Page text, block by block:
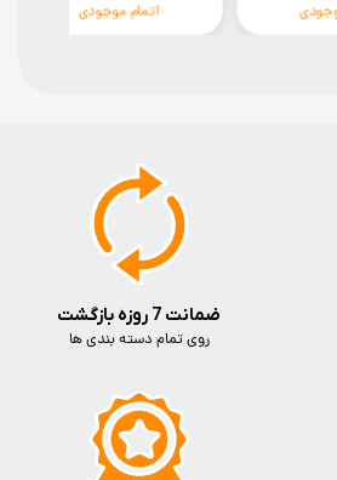
اتمام موجودی
ضمانت 7 روزه بازگشت
روی تمام دسته بندی ها